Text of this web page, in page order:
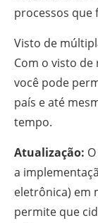
processos que
Visto de
Com o visto
você pode
país e até
tempo.
Atualização:
a
eletrônica) em
permite que